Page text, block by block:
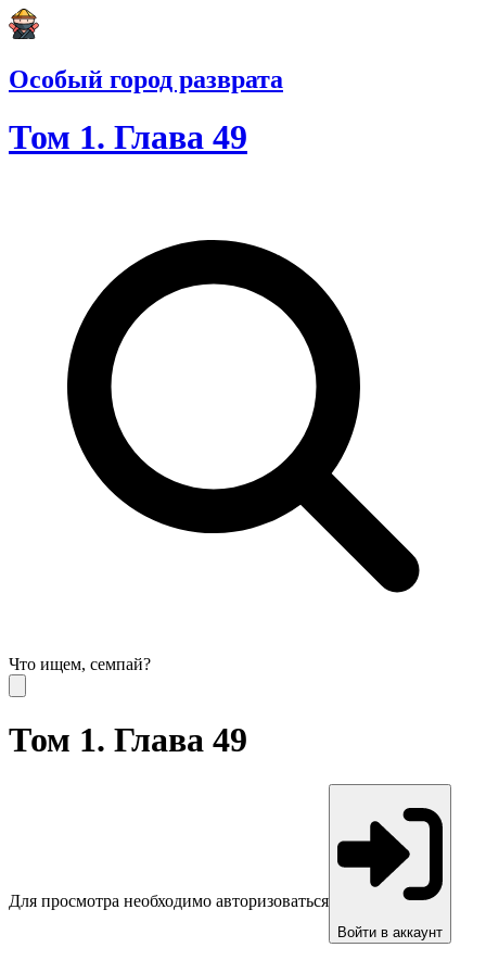
Особый город разврата
Том 1. Глава 49
Что ищем, семпай?
Том 1. Глава 49
Для просмотра необходимо авторизоваться
Войти в аккаунт